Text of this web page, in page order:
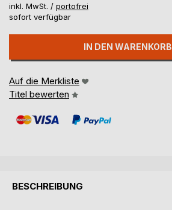
inkl. MwSt. / portofrei
sofort verfügbar
IN DEN WARENKORB
Auf die Merkliste
Titel bewerten
BESCHREIBUNG